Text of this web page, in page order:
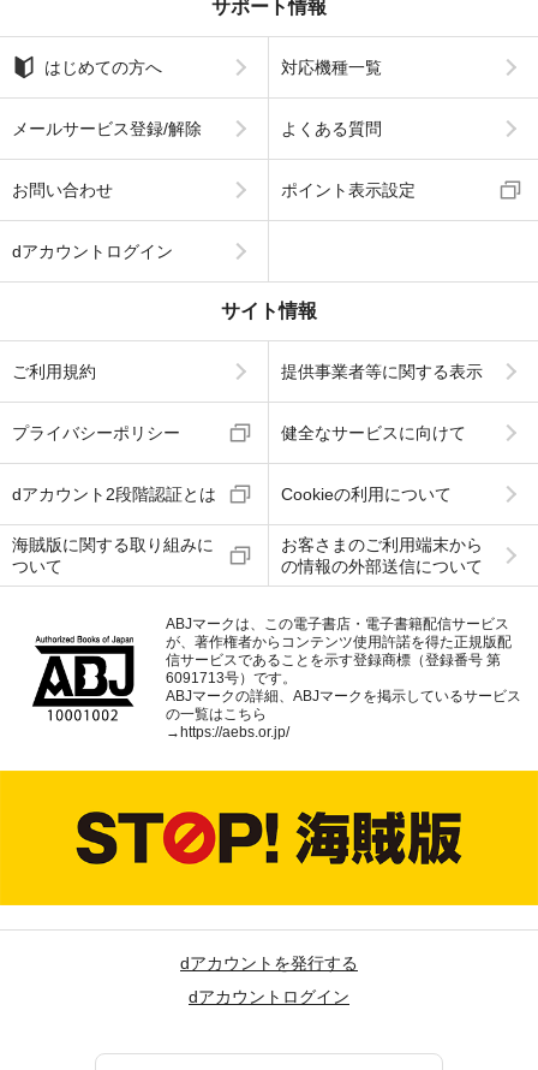
サポート情報
はじめての方へ 対応機種一覧
メールサービス登録/解除 よくある質問
お問い合わせ ポイント表示設定
dアカウントログイン
サイト情報
ご利用規約 提供事業者等に関する表示
プライバシーポリシー 健全なサービスに向けて
dアカウント2段階認証とは Cookieの利用について
海賊版に関する取り組みに
ついて
お客さまのご利用端末から
の情報の外部送信について
ABJマークは、この電子書店・電子書籍配信サービス
が、著作権者からコンテンツ使用許諾を得た正規版配
信サービスであることを示す登録商標（登録番号 第
6091713号）です。
ABJマークの詳細、ABJマークを掲示しているサービス
の一覧はこちら
→ https://aebs.or.jp/
dアカウントを発行する
dアカウントログイン